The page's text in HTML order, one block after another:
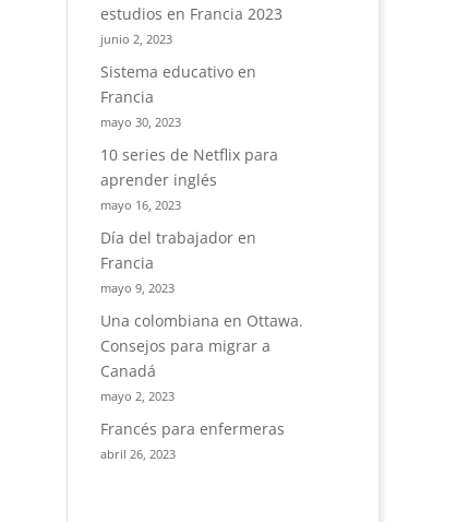
estudios en Francia 2023
junio 2, 2023
Sistema educativo en
Francia
mayo 30, 2023
10 series de Netflix para
aprender inglés
mayo 16, 2023
Día del trabajador en
Francia
mayo 9, 2023
Una colombiana en Ottawa.
Consejos para migrar a
Canadá
mayo 2, 2023
Francés para enfermeras
abril 26, 2023